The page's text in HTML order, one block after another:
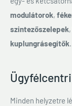
modulátorok,
szintezőszelepek,
kuplungrásegítők.
Minden helyzetre